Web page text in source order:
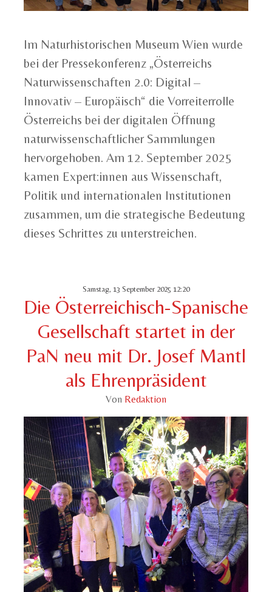
Im Naturhistorischen Museum Wien wurde
bei der Pressekonferenz „Österreichs
Naturwissenschaften 2.0: Digital –
Innovativ – Europäisch“ die Vorreiterrolle
Österreichs bei der digitalen Öffnung
naturwissenschaftlicher Sammlungen
hervorgehoben. Am 12. September 2025
kamen Expert:innen aus Wissenschaft,
Politik und internationalen Institutionen
zusammen, um die strategische Bedeutung
dieses Schrittes zu unterstreichen.
Samstag, 13 September 2025 12:20
Die Österreichisch-Spanische
Gesellschaft startet in der
PaN neu mit Dr. Josef Mantl
als Ehrenpräsident
Von Redaktion